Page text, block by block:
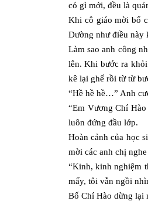
có gì mới, đều là
Khi cô giáo mời bố
Dường như điều này
Làm sao anh công
lên. Khi bước ra
kê lại ghế rồi từ từ
“Hề hề hề…” Anh
“Em Vương Chí
luôn đứng đầu lớp.
Hoàn cảnh của học
mời các anh chị
“Kinh, kinh nghiệm
mấy, tôi vẫn ngồi
Bố Chí Hào dừng lại